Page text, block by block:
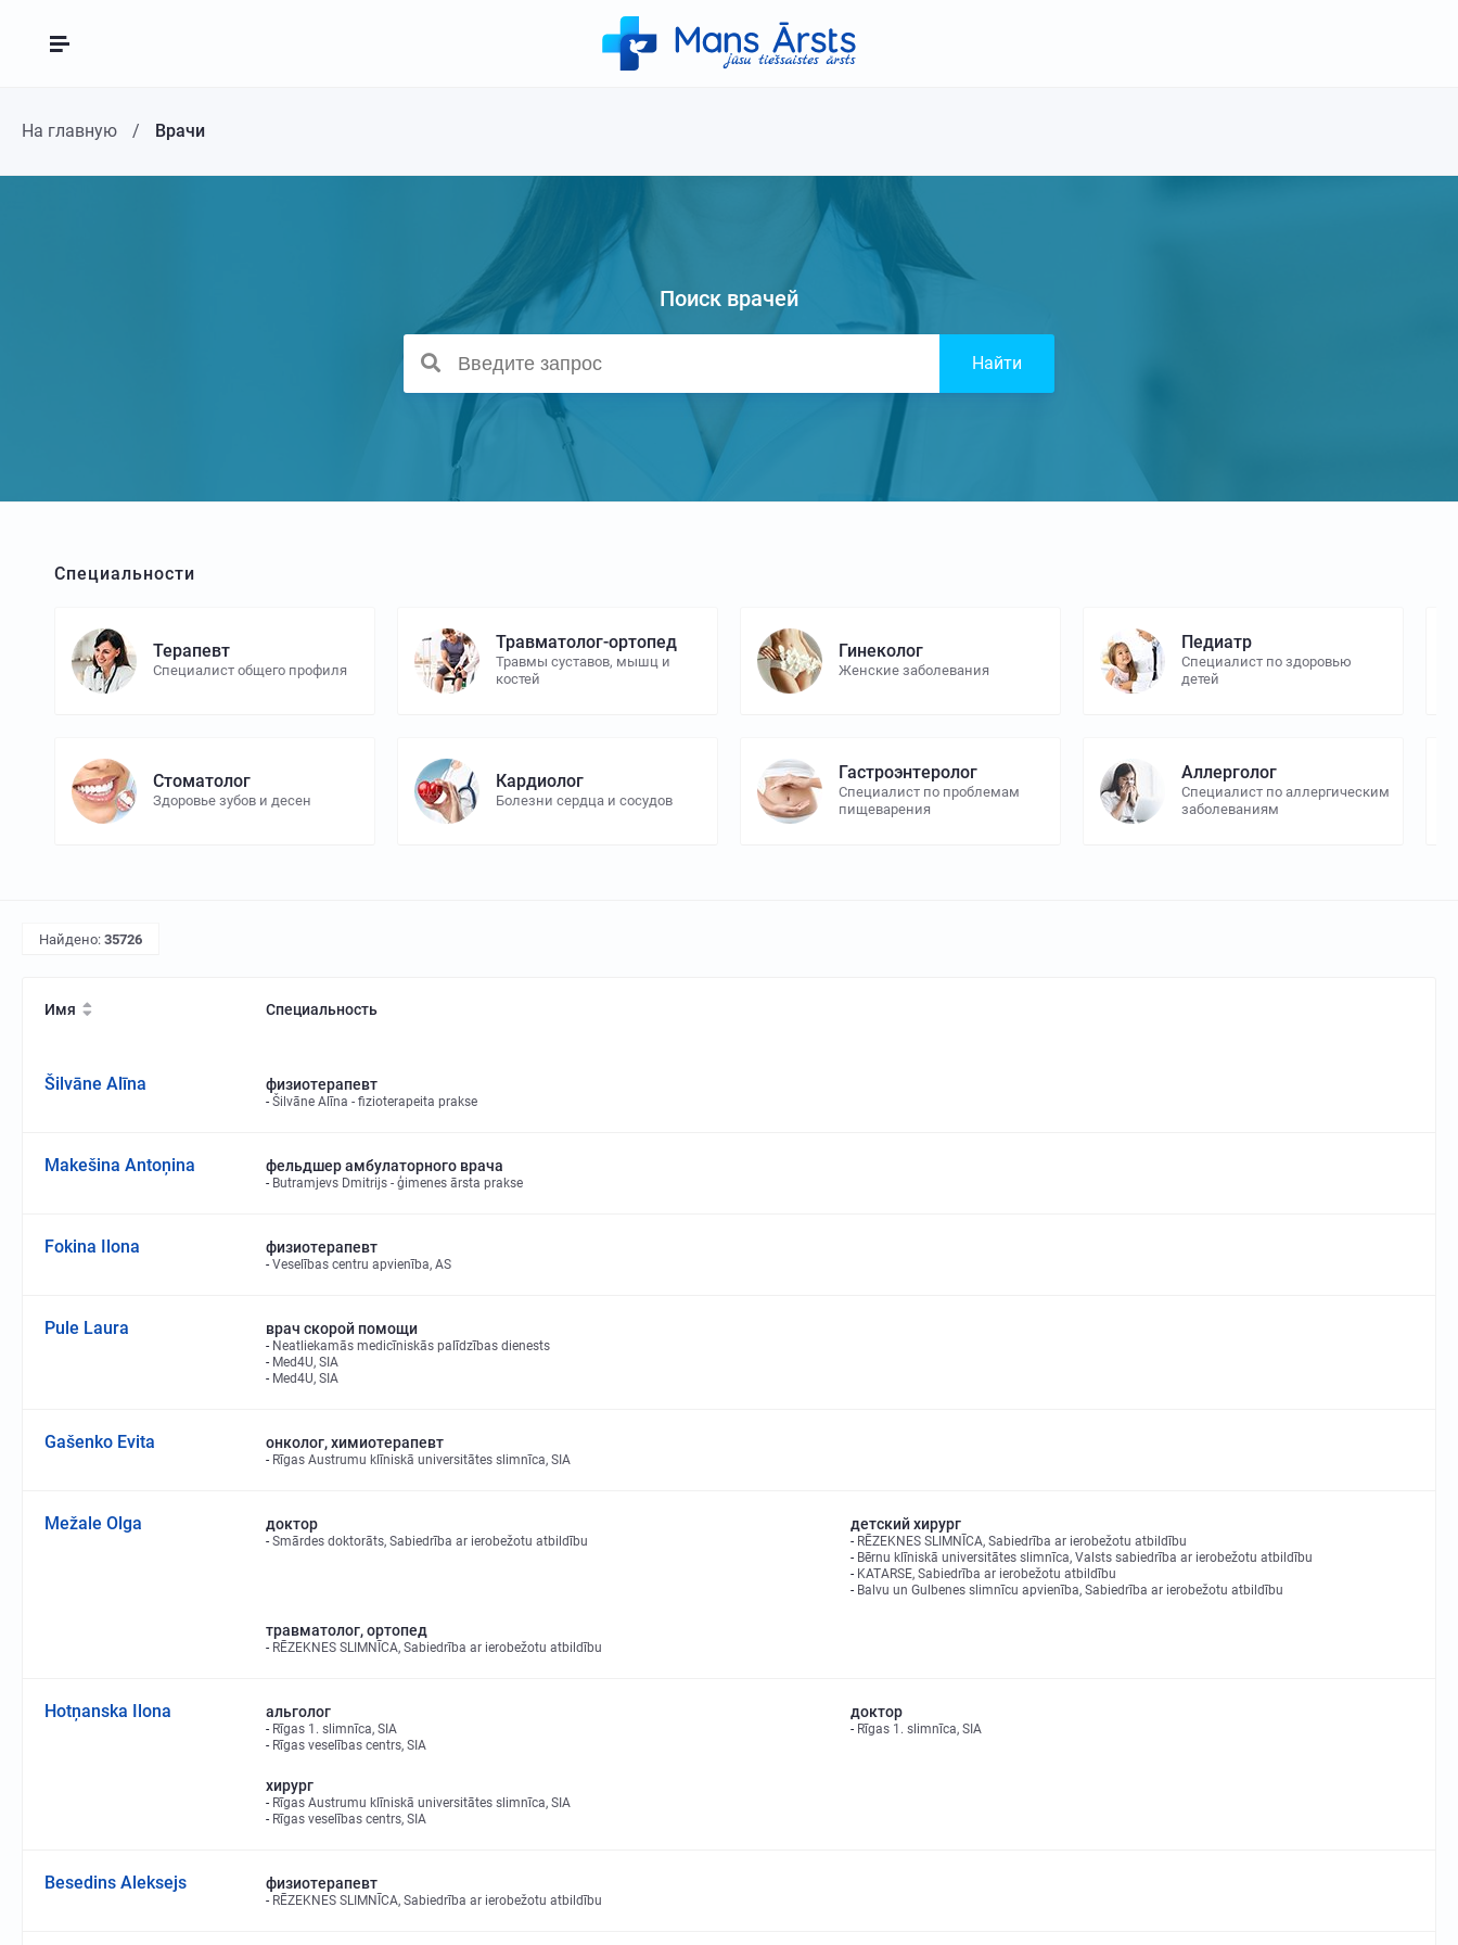
На главную Врачи
Поиск врачей
Найти
Специальности
Терапевт
Специалист общего профиля
Травматолог-ортопед
Травмы суставов, мышц и
костей
Гинеколог
Женские заболевания
Педиатр
Специалист по здоровью
детей
Стоматолог
Здоровье зубов и десен
Кардиолог
Болезни сердца и сосудов
Гастроэнтеролог
Специалист по проблемам
пищеварения
Аллерголог
Специалист по аллергическим
заболеваниям
Найдено: 35726
Имя Специальность
Šilvāne Alīna физиотерапевт
Šilvāne Alīna - fizioterapeita prakse
Makešina Antoņina фельдшер амбулаторного врача
Butramjevs Dmitrijs - ģimenes ārsta prakse
Fokina Ilona физиотерапевт
Veselības centru apvienība, AS
Pule Laura врач скорой помощи
Neatliekamās medicīniskās palīdzības dienests
Med4U, SIA
Med4U, SIA
Gašenko Evita онколог, химиотерапевт
Rīgas Austrumu klīniskā universitātes slimnīca, SIA
Mežale Olga доктор
Smārdes doktorāts, Sabiedrība ar ierobežotu atbildību
детский хирург
RĒZEKNES SLIMNĪCA, Sabiedrība ar ierobežotu atbildību
Bērnu klīniskā universitātes slimnīca, Valsts sabiedrība ar ierobežotu atbildību
KATARSE, Sabiedrība ar ierobežotu atbildību
Balvu un Gulbenes slimnīcu apvienība, Sabiedrība ar ierobežotu atbildību
травматолог, ортопед
RĒZEKNES SLIMNĪCA, Sabiedrība ar ierobežotu atbildību
Hotņanska Ilona альголог
Rīgas 1. slimnīca, SIA
Rīgas veselības centrs, SIA
доктор
Rīgas 1. slimnīca, SIA
хирург
Rīgas Austrumu klīniskā universitātes slimnīca, SIA
Rīgas veselības centrs, SIA
Besedins Aleksejs физиотерапевт
RĒZEKNES SLIMNĪCA, Sabiedrība ar ierobežotu atbildību